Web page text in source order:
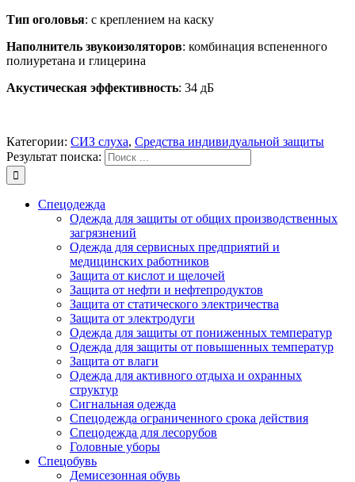
Тип оголовья: с креплением на каску
Наполнитель звукоизоляторов: комбинация вспененного
полиуретана и глицерина
Акустическая эффективность: 34 дБ
Категории: СИЗ слуха, Средства индивидуальной защиты
Результат поиска:
Спецодежда
Одежда для защиты от общих производственных
загрязнений
Одежда для сервисных предприятий и
медицинских работников
Защита от кислот и щелочей
Защита от нефти и нефтепродуктов
Защита от статического электричества
Защита от электродуги
Одежда для защиты от пониженных температур
Одежда для защиты от повышенных температур
Защита от влаги
Одежда для активного отдыха и охранных
структур
Сигнальная одежда
Спецодежда ограниченного срока действия
Спецодежда для лесорубов
Головные уборы
Спецобувь
Демисезонная обувь